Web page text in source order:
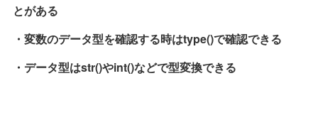
とがある
・変数のデータ型を確認する時はtype()で確認できる
・データ型はstr()やint()などで型変換できる